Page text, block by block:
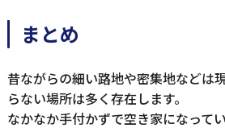
まとめ
昔ながらの細い路地や密集地などは
らない場所は多く存在します。
なかなか手付かずで空き家になって